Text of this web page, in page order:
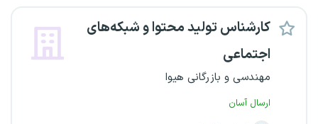
کارشناس تولید محتوا و شبکه‌های
اجتماعی
مهندسی و بازرگانی هیوا
ارسال آسان